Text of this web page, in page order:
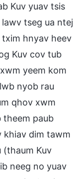
Kuv yuav tsis
tseg ua ntej
hnyav heev
Kuv cov tub
yeem kom
nyob rau
qhov xwm
theem paub
khiav dim tawm
(thaum Kuv
neeg no yuav